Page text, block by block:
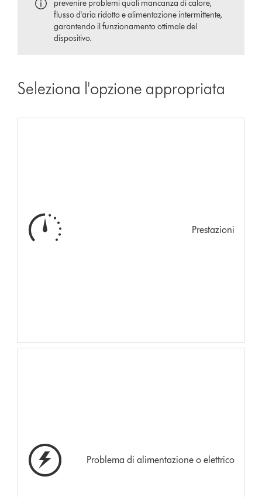
prevenire problemi quali mancanza di calore,
flusso d'aria ridotto e alimentazione intermittente,
garantendo il funzionamento ottimale del
dispositivo.
Seleziona l'opzione appropriata
Prestazioni
Problema di alimentazione o elettrico